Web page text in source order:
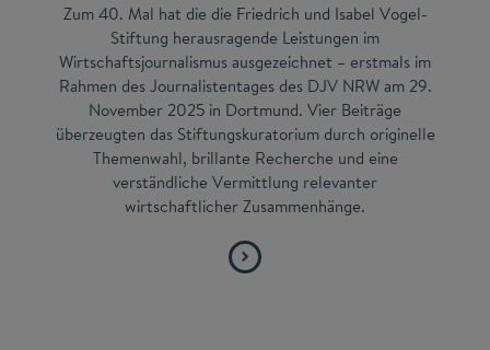
Zum 40. Mal hat die die Friedrich und Isabel Vogel-
Stiftung herausragende Leistungen im
Wirtschaftsjournalismus ausgezeichnet – erstmals im
Rahmen des Journalistentages des DJV NRW am 29.
November 2025 in Dortmund. Vier Beiträge
überzeugten das Stiftungskuratorium durch originelle
Themenwahl, brillante Recherche und eine
verständliche Vermittlung relevanter
wirtschaftlicher Zusammenhänge.